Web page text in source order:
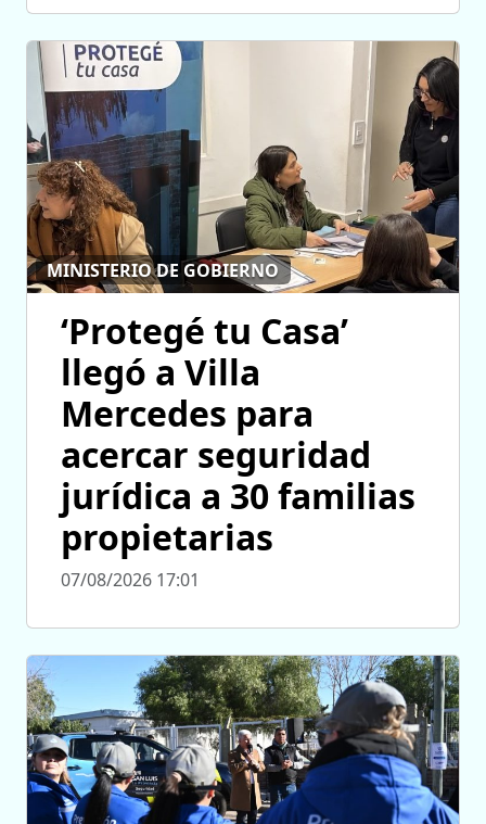
MINISTERIO DE GOBIERNO
‘Protegé tu Casa’
llegó a Villa
Mercedes para
acercar seguridad
jurídica a 30 familias
propietarias
07/08/2026 17:01